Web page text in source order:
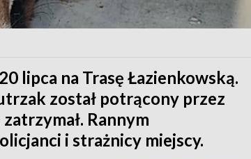
lipca na Trasę Łazienkowską.
został potrącony przez
Rannym
i strażnicy miejscy.